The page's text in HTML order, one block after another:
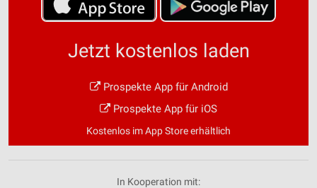
Jetzt kostenlos laden
Prospekte App für Android
Prospekte App für iOS
Kostenlos im App Store erhältlich
In Kooperation mit: